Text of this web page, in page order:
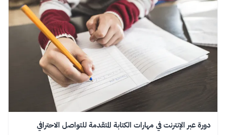
دورة عبر الإنترنت في مهارات الكتابة المتقدمة للتواصل الاحترافي